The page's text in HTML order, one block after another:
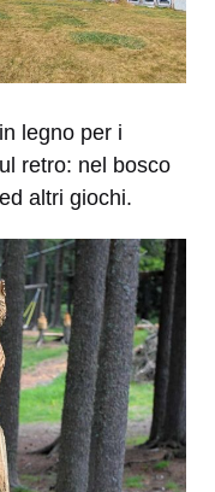
legno per i
retro: nel bosco
altri giochi.